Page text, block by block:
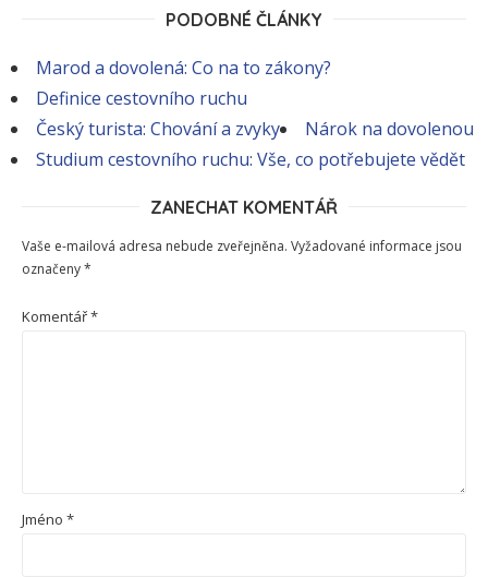
PODOBNÉ ČLÁNKY
Marod a dovolená: Co na to zákony?
Definice cestovního ruchu
Český turista: Chování a zvyky
Nárok na dovolenou
Studium cestovního ruchu: Vše, co potřebujete vědět
ZANECHAT KOMENTÁŘ
Vaše e-mailová adresa nebude zveřejněna. Vyžadované informace jsou
označeny*
Komentář*
Jméno *